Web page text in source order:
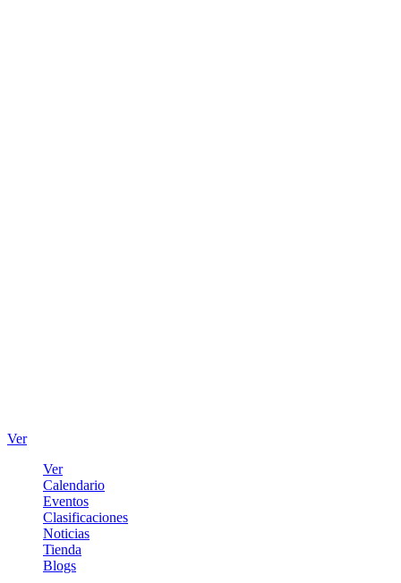
Ver
Ver
Calendario
Eventos
Clasificaciones
Noticias
Tienda
Blogs